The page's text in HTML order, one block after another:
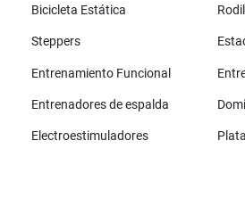
Bicicleta Estática
Steppers
Entrenamiento Funcional
Entrenadores de espalda
Electroestimuladores